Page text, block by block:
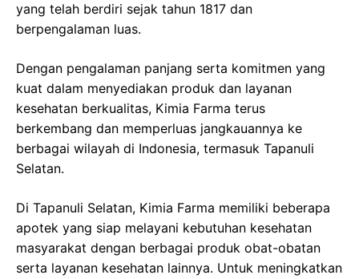
yang telah berdiri sejak tahun 1817 dan
berpengalaman luas.
Dengan pengalaman panjang serta komitmen yang
kuat dalam menyediakan produk dan layanan
kesehatan berkualitas, Kimia Farma terus
berkembang dan memperluas jangkauannya ke
berbagai wilayah di Indonesia, termasuk Tapanuli
Selatan.
Di Tapanuli Selatan, Kimia Farma memiliki beberapa
apotek yang siap melayani kebutuhan kesehatan
masyarakat dengan berbagai produk obat-obatan
serta layanan kesehatan lainnya. Untuk meningkatkan